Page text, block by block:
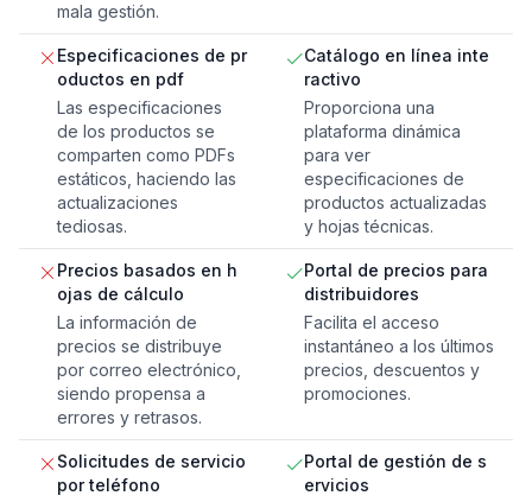
mala gestión.
Especificaciones de pr
oductos en pdf
Las especificaciones
de los productos se
comparten como PDFs
estáticos, haciendo las
actualizaciones
tediosas.
Catálogo en línea inte
ractivo
Proporciona una
plataforma dinámica
para ver
especificaciones de
productos actualizadas
y hojas técnicas.
Precios basados en h
ojas de cálculo
La información de
precios se distribuye
por correo electrónico,
siendo propensa a
errores y retrasos.
Portal de precios para
distribuidores
Facilita el acceso
instantáneo a los últimos
precios, descuentos y
promociones.
Solicitudes de servicio
por teléfono
Portal de gestión de s
ervicios